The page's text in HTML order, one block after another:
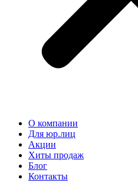
О компании
Для юр.лиц
Акции
Хиты продаж
Блог
Контакты